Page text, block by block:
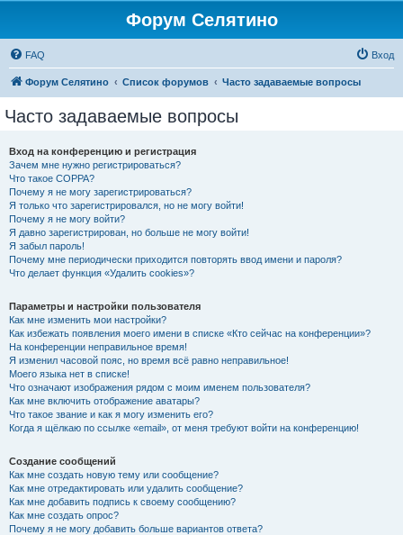
Форум Селятино
FAQ Вход
Форум Селятино Список форумов Часто задаваемые вопросы
Часто задаваемые вопросы
Вход на конференцию и регистрация
Зачем мне нужно регистрироваться?
Что такое COPPA?
Почему я не могу зарегистрироваться?
Я только что зарегистрировался, но не могу войти!
Почему я не могу войти?
Я давно зарегистрирован, но больше не могу войти!
Я забыл пароль!
Почему мне периодически приходится повторять ввод имени и пароля?
Что делает функция «Удалить cookies»?
Параметры и настройки пользователя
Как мне изменить мои настройки?
Как избежать появления моего имени в списке «Кто сейчас на конференции»?
На конференции неправильное время!
Я изменил часовой пояс, но время всё равно неправильное!
Моего языка нет в списке!
Что означают изображения рядом с моим именем пользователя?
Как мне включить отображение аватары?
Что такое звание и как я могу изменить его?
Когда я щёлкаю по ссылке «email», от меня требуют войти на конференцию!
Создание сообщений
Как мне создать новую тему или сообщение?
Как мне отредактировать или удалить сообщение?
Как мне добавить подпись к своему сообщению?
Как мне создать опрос?
Почему я не могу добавить больше вариантов ответа?